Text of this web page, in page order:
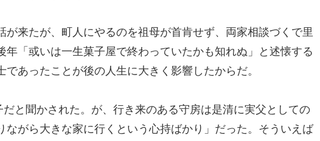
が来たが、町人にやるのを祖母が首肯せず、両家相談づくで里
年「或いは一生菓子屋で終わっていたかも知れぬ」と述懐する
あったことが後の人生に大きく影響したからだ。
と聞かされた。が、行き来のある守房は是清に実父としての
ながら大きな家に行くという心持ばかり」だった。そういえば